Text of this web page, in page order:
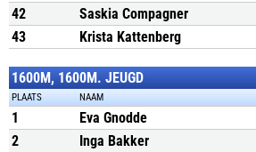
42
Saskia Compagner
43
Krista Kattenberg
1600M, 1600M. JEUGD
PLAATS NAAM
1 Eva Gnodde
2
Inga Bakker